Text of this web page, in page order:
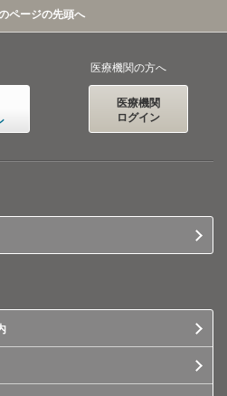
ページの先頭へ
医療機関の方へ
医療機関
ログイン